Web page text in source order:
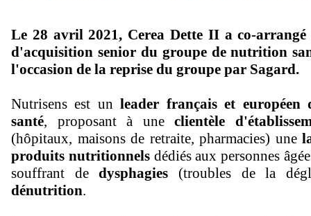
Le 28 avril 2021, Cerea Dette II a co-arrangé
d'acquisition senior du groupe de nutrition
l'occasion de la reprise du groupe par Sagard.
Nutrisens est unleader français et
santé, proposant à uneclientèle
(hôpitaux, maisons de retraite, pharmacies) une
produits nutritionnelsdédiés aux personnes
souffrant dedysphagies (troubles de la
dénutrition.